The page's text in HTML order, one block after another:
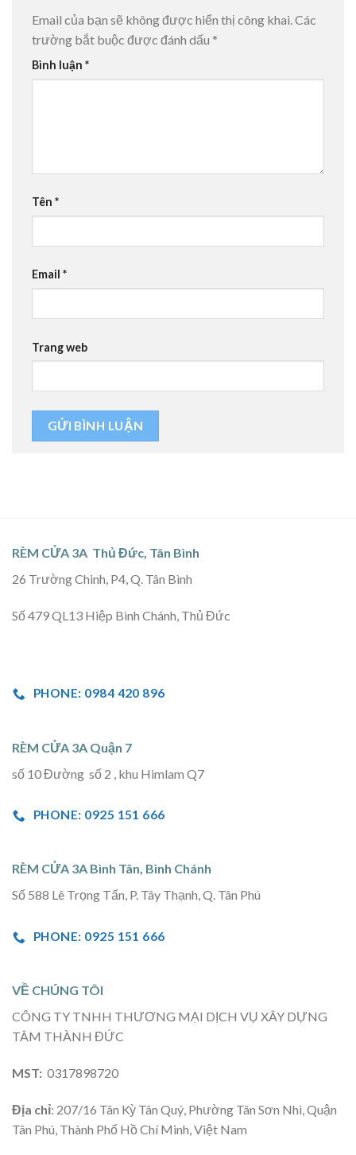
Email của bạn sẽ không được hiển thị công khai.Các
trường bắt buộc được đánh dấu *
Bình luận *
Tên *
Email *
Trang web
RÈM CỬA 3A Thủ Đức, Tân Bình
26 Trường Chinh, P4, Q. Tân Bình
Số 479 QL13 Hiệp Bình Chánh, Thủ Đức
PHONE: 0984 420 896
RÈM CỬA 3A Quận 7
số 10 Đường số 2 , khu Himlam Q7
PHONE: 0925 151 666
RÈM CỬA 3A Bình Tân, Bình Chánh
Số 588 Lê Trọng Tấn, P. Tây Thạnh, Q. Tân Phú
PHONE: 0925 151 666
VỀ CHÚNG TÔI
CÔNG TY TNHH THƯƠNG MẠI DỊCH VỤ XÂY DỰNG
TÂM THÀNH ĐỨC
MST: 0317898720
Địa chỉ: 207/16 Tân Kỳ Tân Quý, Phường Tân Sơn Nhì, Quận
Tân Phú, Thành Phố Hồ Chí Minh, Việt Nam